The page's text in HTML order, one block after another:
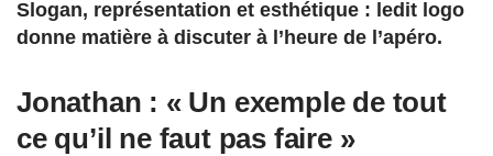
Slogan, représentation et esthétique : ledit logo
donne matière à discuter à l’heure de l’apéro.
Jonathan : « Un exemple de tout
ce qu’il ne faut pas faire »